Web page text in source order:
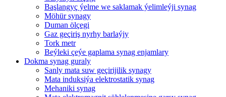
Başlangyç ýelme we saklamak ýelimleýji synag
Möhür synagy
Duman ölçegi
Gaz geçiriş nyrhy barlaýjy
Tork metr
Beýleki çeýe gaplama synag enjamlary
Dokma synag guraly
Sanly mata suw geçirijilik synagy
Mata induksiýa elektrostatik synag
Mehaniki synag